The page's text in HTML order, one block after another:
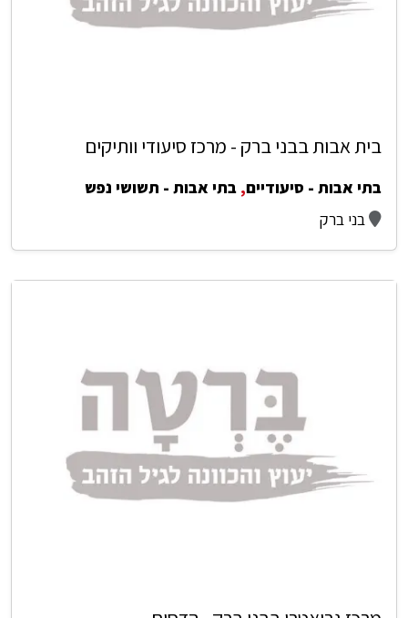
בית אבות בבני ברק - מרכז סיעודי וותיקים
בתי אבות - סיעודיים, בתי אבות - תשושי נפש
בני ברק